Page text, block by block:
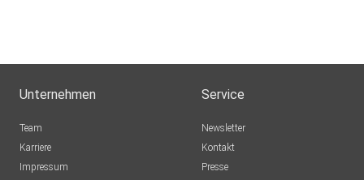
Unternehmen
Team
Karriere
Impressum
Service
Newsletter
Kontakt
Presse